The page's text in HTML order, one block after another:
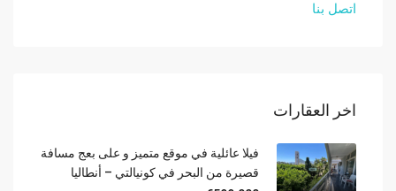
اتصل بنا
اخر العقارات
فيلا عائلية في موقع متميز و على بعج مسافة
قصيرة من البحر في كونيالتي – أنطاليا